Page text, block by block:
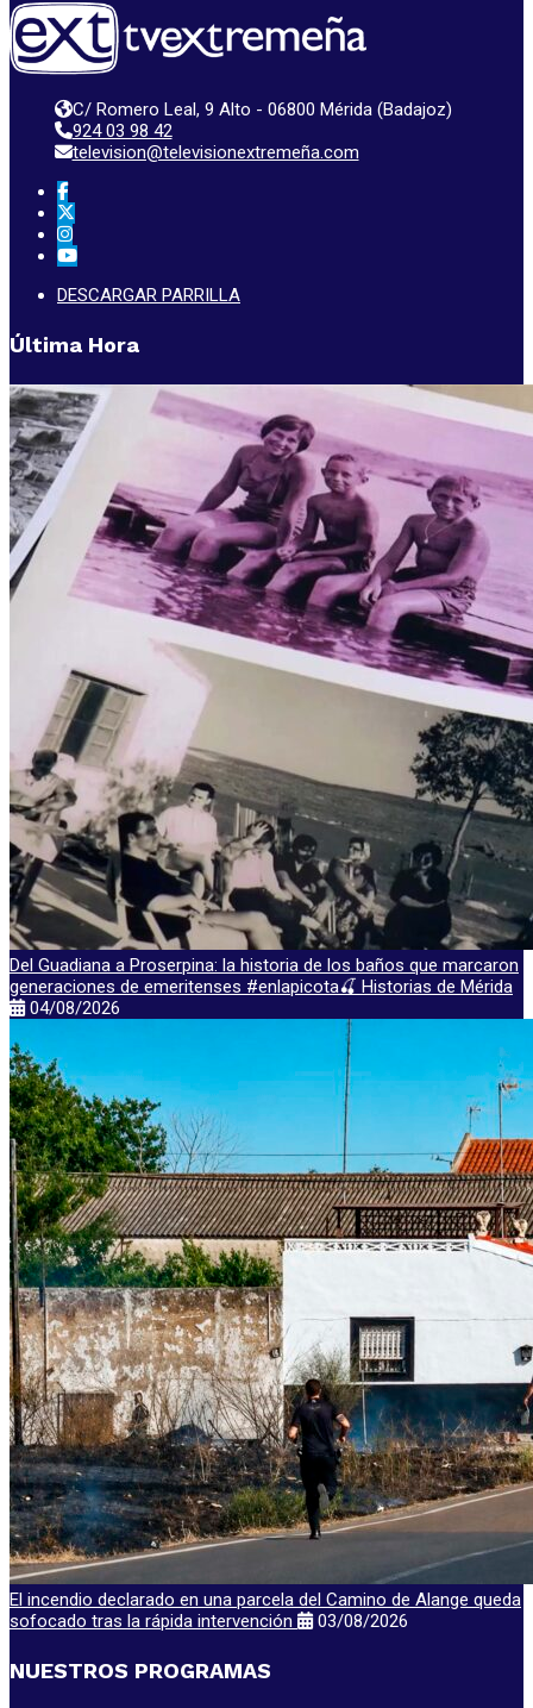
C/ Romero Leal, 9 Alto - 06800 Mérida (Badajoz)
924 03 98 42
television@televisionextremeña.com
DESCARGAR PARRILLA
Última Hora
Del Guadiana a Proserpina: la historia de los baños que marcaron
generaciones de emeritenses #enlapicota🍒 Historias de Mérida
04/08/2026
El incendio declarado en una parcela del Camino de Alange queda
sofocado tras la rápida intervención
03/08/2026
NUESTROS PROGRAMAS